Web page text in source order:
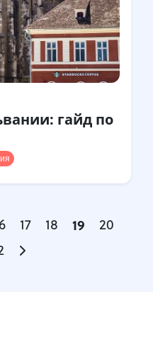
гайд по
17 18 19
20